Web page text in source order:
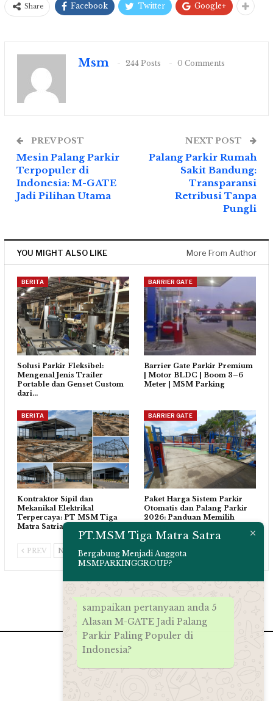
Share Facebook Twitter Google+
Msm 244 Posts 0 Comments
PREV POST
Mesin Palang Parkir
Terpopuler di
Indonesia: M-GATE
Jadi Pilihan Utama
NEXT POST
Palang Parkir Rumah
Sakit Bandung:
Transparansi
Retribusi Tanpa
Pungli
YOU MIGHT ALSO LIKE More From Author
BERITA
Solusi Parkir Fleksibel:
Mengenal Jenis Trailer
Portable dan Genset Custom
dari…
BARRIER GATE
Barrier Gate Parkir Premium
| Motor BLDC | Boom 3–6
Meter | MSM Parking
BERITA
Kontraktor Sipil dan
Mekanikal Elektrikal
Terpercaya: PT MSM Tiga
Matra Satria…
BARRIER GATE
Paket Harga Sistem Parkir
Otomatis dan Palang Parkir
2026: Panduan Memilih
PREV NEXT
PT.MSM Tiga Matra Satra
Bergabung Menjadi Anggota
MSMPARKINGGROUP?
sampaikan pertanyaan anda 5
Alasan M-GATE Jadi Palang
Parkir Paling Populer di
Indonesia?